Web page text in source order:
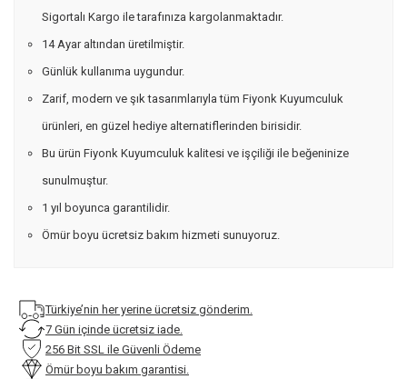
Sigortalı Kargo ile tarafınıza kargolanmaktadır.
14 Ayar altından üretilmiştir.
Günlük kullanıma uygundur.
Zarif, modern ve şık tasarımlarıyla tüm Fiyonk Kuyumculuk
ürünleri, en güzel hediye alternatiflerinden birisidir.
Bu ürün Fiyonk Kuyumculuk kalitesi ve işçiliği ile beğeninize
sunulmuştur.
1 yıl boyunca garantilidir.
Ömür boyu ücretsiz bakım hizmeti sunuyoruz.
Türkiye’nin her yerine ücretsiz gönderim.
7 Gün içinde ücretsiz iade.
256 Bit SSL ile Güvenli Ödeme
Ömür boyu bakım garantisi.